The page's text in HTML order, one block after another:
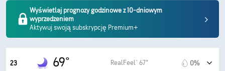
Wyświetlaj prognozy godzinowe z 10-dniowym
wyprzedzeniem
Aktywuj swoją subskrypcję Premium+
23 69° RealFeel® 67° 0%